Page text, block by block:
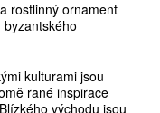
rostlinný ornament
kulturami jsou
rané inspirace
východu jsou